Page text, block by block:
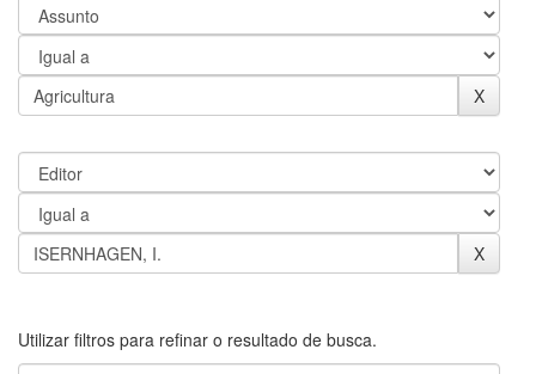
Utilizar filtros para refinar o resultado de busca.